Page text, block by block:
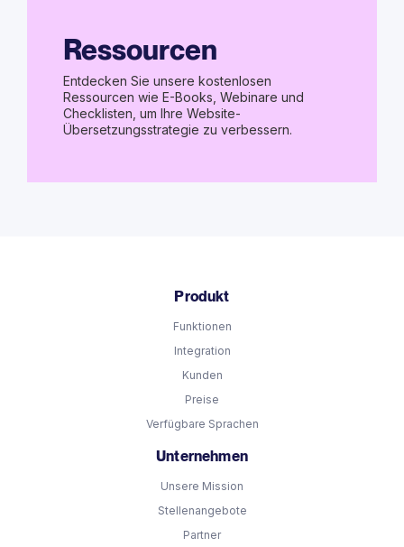
Ressourcen
Entdecken Sie unsere kostenlosen
Ressourcen wie E-Books, Webinare und
Checklisten, um Ihre Website-
Übersetzungsstrategie zu verbessern.
Produkt
Funktionen
Integration
Kunden
Preise
Verfügbare Sprachen
Unternehmen
Unsere Mission
Stellenangebote
Partner